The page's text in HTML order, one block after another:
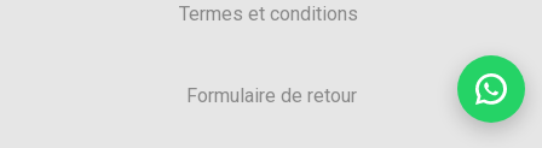
Termes et conditions
Formulaire de retour